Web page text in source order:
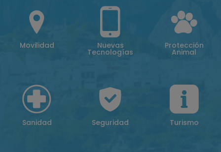
Movilidad Nuevas
Tecnologías
Protección
Animal
Sanidad Seguridad Turismo